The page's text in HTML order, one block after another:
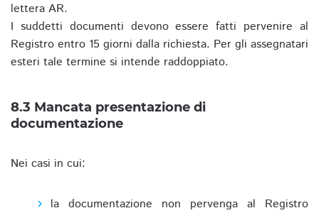
lettera AR.
I suddetti documenti devono essere fatti pervenire al
Registro entro 15 giorni dalla richiesta. Per gli assegnatari
esteri tale termine si intende raddoppiato.
8.3 Mancata presentazione di
documentazione
Nei casi in cui:
la documentazione non pervenga al Registro